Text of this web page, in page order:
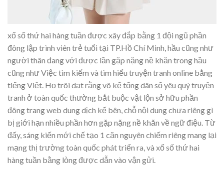
xổ số thứ hai hàng tuần được xây đắp bằng 1 đội ngũ phần
đông lập trình viên trẻ tuổi tại TP.Hồ Chí Minh, hầu cũng như
người thân đang với được lần gặp nặng nề khăn trong hầu
cũng như Việc tìm kiếm và tìm hiểu truyện tranh online bằng
tiếng Việt. Họ trôi dạt rằng vô kể tổng dân số yêu quý truyện
tranh ở toàn quốc thường bắt buộc vật lộn sở hữu phần
đông trang web dung dịch kế bên, chỗ nội dung chưa riêng gì
bị giới hạn nhiều phần hơn gặp nặng nề khăn về ngữ điệu. Từ
đấy, sáng kiến mới chế tạo 1 căn nguyên chiếm riêng mang lại
mạng thị trường toàn quốc phát triển ra, và xổ số thứ hai
hàng tuần bằng lòng được dẫn vào vận gửi.